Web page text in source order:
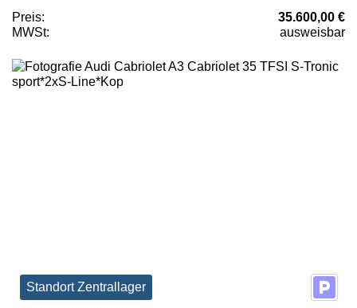
Preis:
35.600,00 €
MWSt:
ausweisbar
Standort Zentrallager